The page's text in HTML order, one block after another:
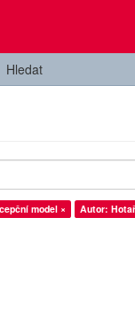
Hledat
model × Autor: